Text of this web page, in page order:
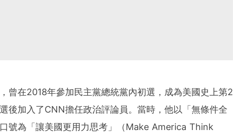
曾在2018年參加民主黨總統黨內初選，成為美國史上第2
後加入了CNN擔任政治評論員。當時，他以「無條件全
號為「讓美國更用力思考」（Make America Think